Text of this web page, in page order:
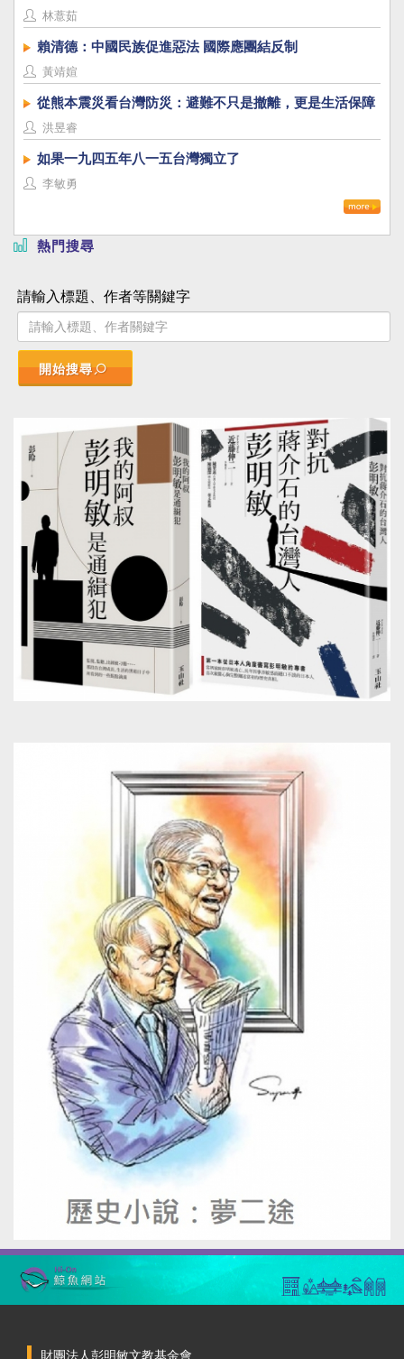
林薏茹
賴清德：中國民族促進惡法 國際應團結反制
黃靖媗
從熊本震災看台灣防災：避難不只是撤離，更是生活保障
洪昱睿
如果一九四五年八一五台灣獨立了
李敏勇
熱門搜尋
請輸入標題、作者等關鍵字
開始搜尋
財團法人彭明敏文教基金會